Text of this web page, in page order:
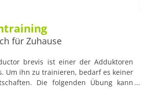
für Zuhause
brevis ist einer der Adduktoren
Um ihn zu trainieren, bedarf es keiner
Die folgenden Übung kann